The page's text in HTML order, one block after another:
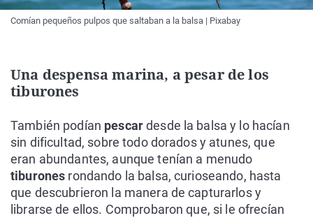
Comían pequeños pulpos que saltaban a la balsa | Pixabay
Una despensa marina, a pesar de los
tiburones
También podían pescardesde la balsa y lo hacían
sin dificultad, sobre todo dorados y atunes, que
eran abundantes, aunque tenían a menudo
tiburones rondando la balsa, curioseando, hasta
que descubrieron la manera de capturarlos y
librarse de ellos. Comprobaron que, si le ofrecían